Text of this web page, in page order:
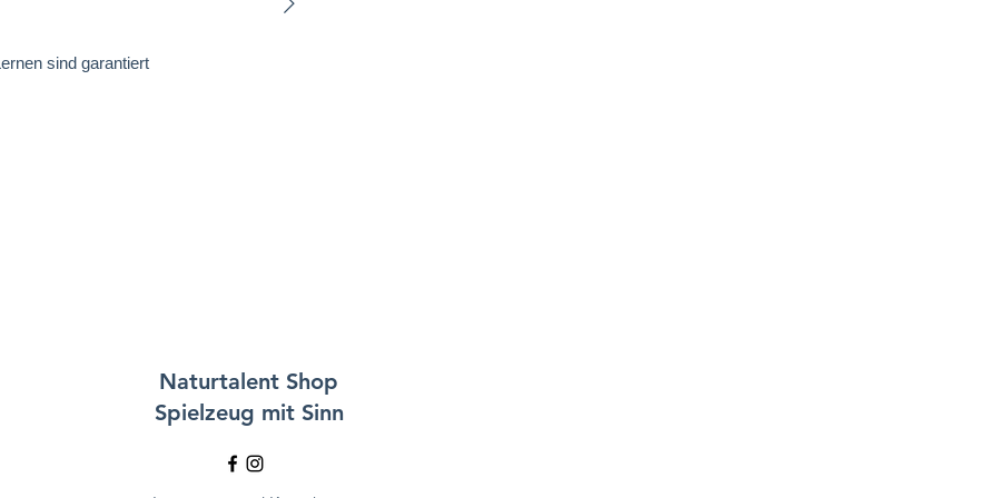
sind garantiert
Naturtalent Shop
Spielzeug mit Sinn